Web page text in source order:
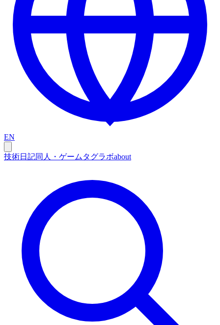
EN
技術日記同人・ゲーム タグラボabout